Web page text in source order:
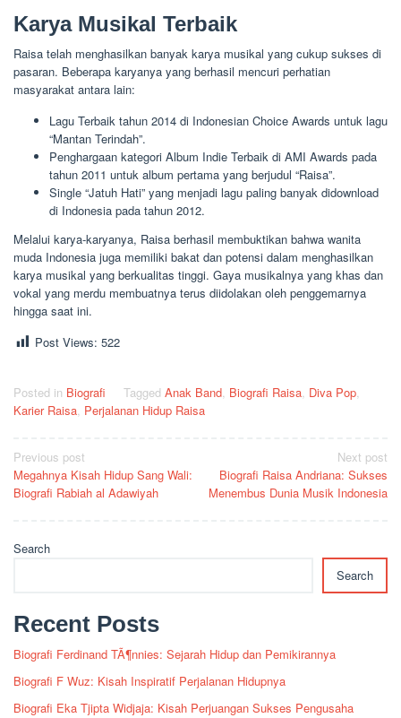
Karya Musikal Terbaik
Raisa telah menghasilkan banyak karya musikal yang cukup sukses di
pasaran. Beberapa karyanya yang berhasil mencuri perhatian
masyarakat antara lain:
Lagu Terbaik tahun 2014 di Indonesian Choice Awards untuk lagu
“Mantan Terindah”.
Penghargaan kategori Album Indie Terbaik di AMI Awards pada
tahun 2011 untuk album pertama yang berjudul “Raisa”.
Single “Jatuh Hati” yang menjadi lagu paling banyak didownload
di Indonesia pada tahun 2012.
Melalui karya-karyanya, Raisa berhasil membuktikan bahwa wanita
muda Indonesia juga memiliki bakat dan potensi dalam menghasilkan
karya musikal yang berkualitas tinggi. Gaya musikalnya yang khas dan
vokal yang merdu membuatnya terus diidolakan oleh penggemarnya
hingga saat ini.
Post Views: 522
Posted in Biografi Tagged Anak Band, Biografi Raisa, Diva Pop,
Karier Raisa, Perjalanan Hidup Raisa
Post
navigation
Previous post
Megahnya Kisah Hidup Sang Wali:
Biografi Rabiah al Adawiyah
Next post
Biografi Raisa Andriana: Sukses
Menembus Dunia Musik Indonesia
Search
Search
Recent Posts
Biografi Ferdinand TÃ¶nnies: Sejarah Hidup dan Pemikirannya
Biografi F Wuz: Kisah Inspiratif Perjalanan Hidupnya
Biografi Eka Tjipta Widjaja: Kisah Perjuangan Sukses Pengusaha